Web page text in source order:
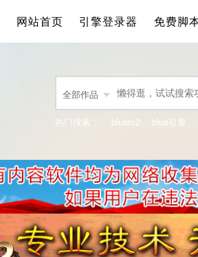
网站首页 引擎登录器 免费脚
全部作品
热门搜索： bluem2 blue引擎